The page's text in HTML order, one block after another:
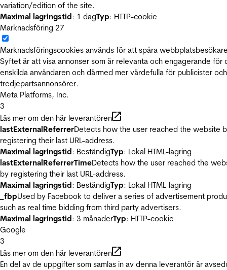
variation/edition of the site.
Maximal lagringstid: 1 dagTyp: HTTP-cookie
Marknadsföring 27
Marknadsföringscookies används för att spåra
Syftet är att visa annonser som är relevanta och engagerande för
enskilda användaren och därmed mer värdefulla för publicister och
tredjepartsannonsörer.
Meta Platforms, Inc.
3
Läs mer om den här leverantören
lastExternalReferrerDetects how the user reached the website
registering their last URL-address.
Maximal lagringstid: BeständigTyp: Lokal HTML-lagring
lastExternalReferrerTimeDetects how the user reached the
by registering their last URL-address.
Maximal lagringstid: BeständigTyp: Lokal HTML-lagring
_fbpUsed by Facebook to deliver a series of advertisement
such as real time bidding from third party advertisers.
Maximal lagringstid: 3 månaderTyp: HTTP-cookie
Google
3
Läs mer om den här leverantören
En del av de uppgifter som samlas in av denna leverantör är